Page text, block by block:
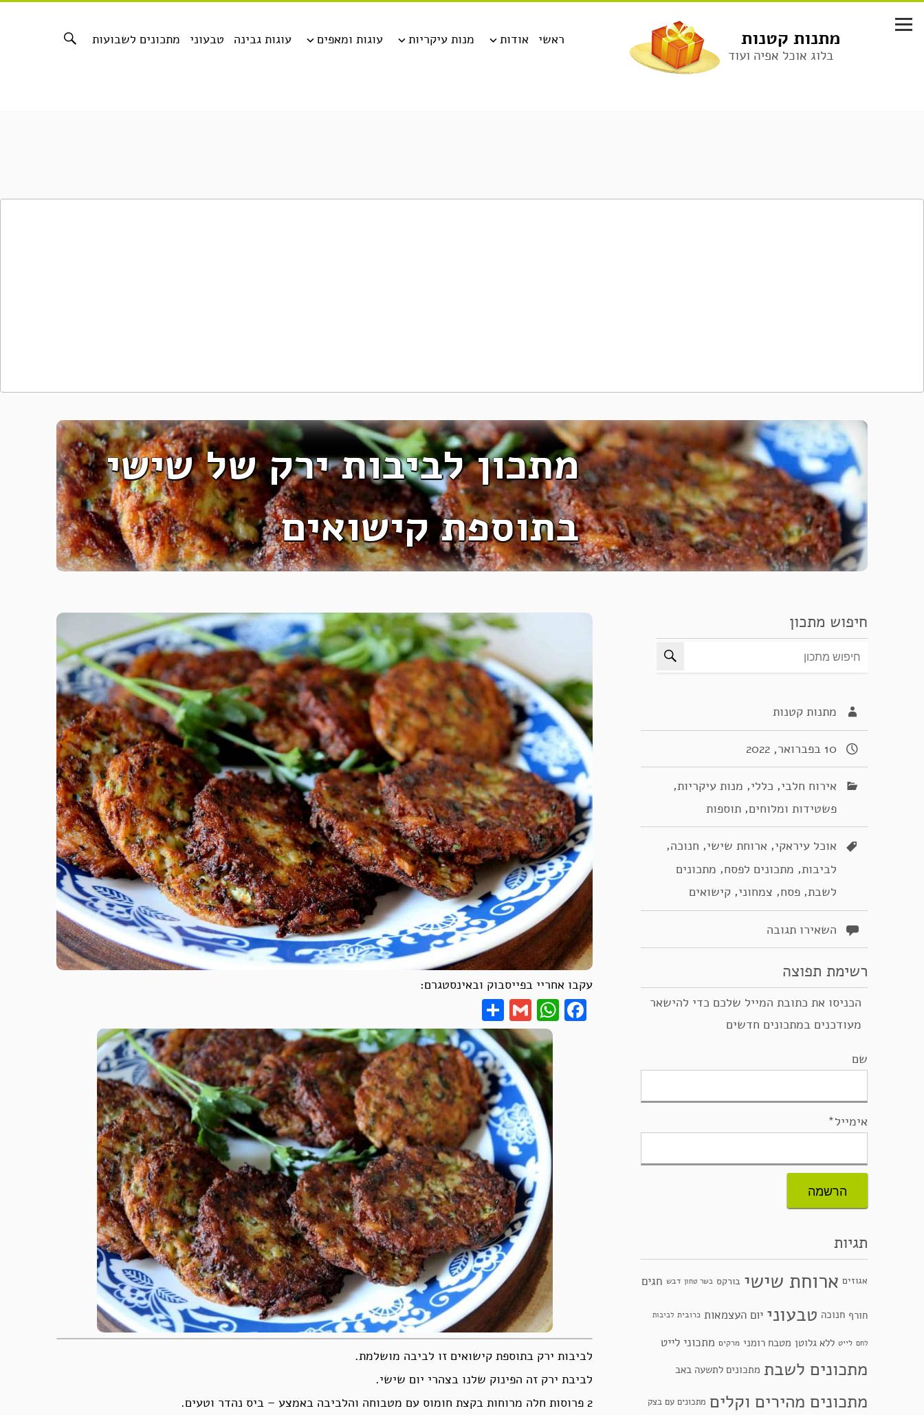
לתוכן
מתנות קטנות
בלוג אוכל אפיה ועוד
מתכונים לשבועות טבעוני עוגות גבינה עוגות ומאפים מנות עיקריות אודות ראשי
מתכון לביבות ירק של שישי
בתוספת קישואים
עקבו אחריי בפייסבוק ובאינסטגרם:
Facebook
WhatsApp
Gmail
לביבות ירק בתוספת קישואים זו לביבה מושלמת.
לביבת ירק זה הפינוק שלנו בצהרי יום שישי.
2 פרוסות חלה מרוחות בקצת חומוס עם מטבוחה והלביבה באמצע – ביס נהדר וטעים.
חיפוש מתכון
מתנות קטנות
10 בפברואר, 2022
אירוח חלבי, כללי, מנות עיקריות,
פשטידות ומלוחים, תוספות
אוכל עיראקי, ארוחת שישי, חנוכה,
לביבות, מתכונים לפסח, מתכונים
לשבת, פסח, צמחוני, קישואים
השאירו תגובה
רשימת תפוצה
הכניסו את כתובת המייל שלכם כדי להישאר
מעודכנים במתכונים חדשים
שם
אימייל*
תגיות
אגוזים ארוחת שישי בורקס בשר טחון דבש חגים
חורף חנוכה טבעוני יום העצמאות כרובית לביבות
לחם לייט ללא גלוטן מטבח רומני מרקים מתכוני לייט
מתכונים לשבת מתכונים לתשעה באב
מתכונים מהירים וקלים מתכונים עם בצק